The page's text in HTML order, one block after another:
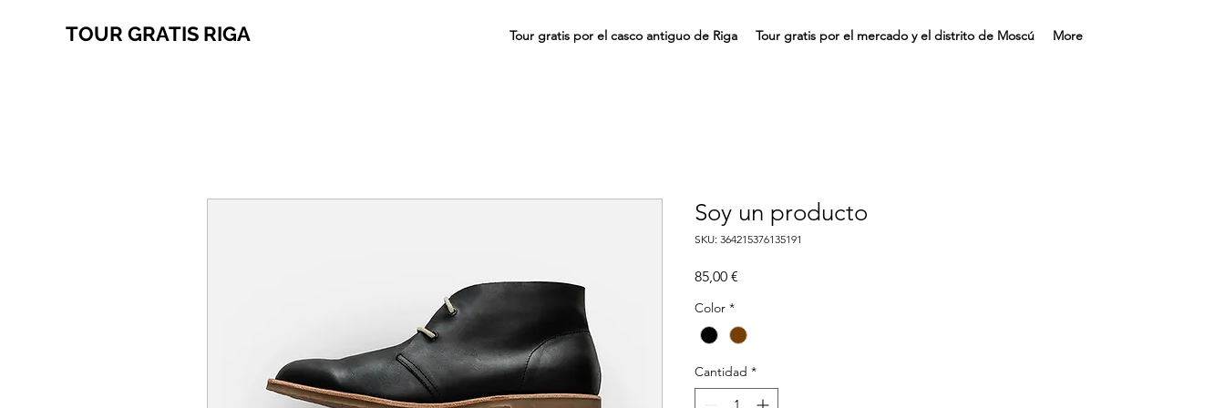
TOUR GRATIS RIGA Tour gratis por el casco antiguo de Riga Tour gratis por el mercado y el distrito de Moscú More
Soy un producto
SKU: 364215376135191
85,00 €
Color *
Cantidad *